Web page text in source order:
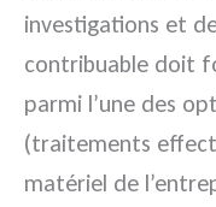
investigations et
contribuable doit
parmi l’une des
(traitements
matériel de